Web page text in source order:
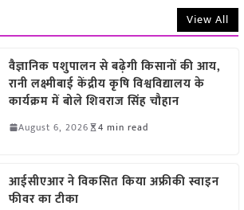
View All
वैज्ञानिक पशुपालन से बढ़ेगी किसानों की आय,
रानी लक्ष्मीबाई केंद्रीय कृषि विश्वविद्यालय के
कार्यक्रम में बोले शिवराज सिंह चौहान
August 6, 2026 4 min read
आईसीएआर ने विकसित किया अफ्रीकी स्वाइन
फीवर का टीका